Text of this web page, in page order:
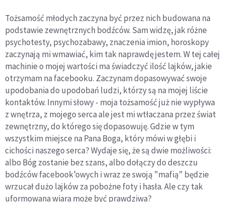
Tożsamość młodych zaczyna być przez nich budowana na
podstawie zewnętrznych bodźców. Sam widzę, jak różne
psychotesty, psychozabawy, znaczenia imion, horoskopy
zaczynają mi wmawiać, kim tak naprawdę jestem. W tej całej
machinie o mojej wartości ma świadczyć ilość lajków, jakie
otrzymam na facebooku. Zaczynam dopasowywać swoje
upodobania do upodobań ludzi, którzy są na mojej liście
kontaktów. Innymi słowy - moja tożsamość już nie wypływa
z wnętrza, z mojego serca ale jest mi wtłaczana przez świat
zewnętrzny, do którego się dopasowuję. Gdzie w tym
wszystkim miejsce na Pana Boga, który mówi w głębi i
cichości naszego serca? Wydaje się, że są dwie możliwości:
albo Bóg zostanie bez szans, albo dołączy do deszczu
bodźców facebook’owych i wraz ze swoją "mafią" będzie
wrzucał dużo lajków za pobożne foty i hasła. Ale czy tak
uformowana wiara może być prawdziwa?